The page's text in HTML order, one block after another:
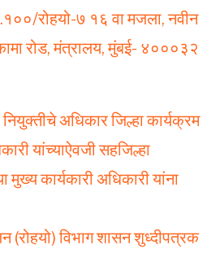
रोहयो-७ १६ वा मजला, नवीन
रोड, मंत्रालय, मुंबई- ४०००३२
नियुक्तीचे अधिकार जिल्हा कार्यक्रम
यांच्याऐवजी सहजिल्हा
कार्यकारी अधिकारी यांना
(रोहयो) विभाग शासन शुध्दीपत्रक